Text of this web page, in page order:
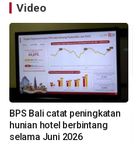
Video
BPS Bali catat peningkatan
hunian hotel berbintang
selama Juni 2026